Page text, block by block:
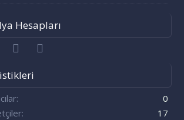
Hesapları
youtubeBize ulaşın
0
17